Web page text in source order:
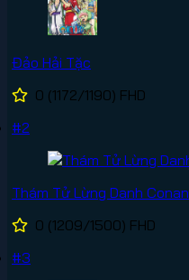
Đảo Hải Tặc
0 (1172/1190) FHD
#2
Thám Tử Lừng Danh Conan
0 (1209/1500) FHD
#3